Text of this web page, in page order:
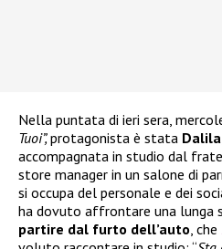
Nella puntata di ieri sera,
Tuoi”,protagonista è stata
accompagnata in studio dal
store manager in un salone di
si occupa del personale e dei
ha dovuto affrontare una lunga
partire dal furto dell’auto, che